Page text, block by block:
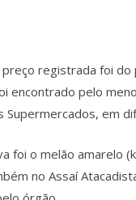
registrada foi
encontrado pelo
em
foi o melão amarelo
no Assaí